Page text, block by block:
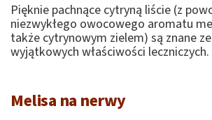
Pięknie pachnące cytryną liście (z
niezwykłego owocowego aromatu
także cytrynowym zielem) są znane
wyjątkowych właściwości leczniczych.
Melisa na nerwy